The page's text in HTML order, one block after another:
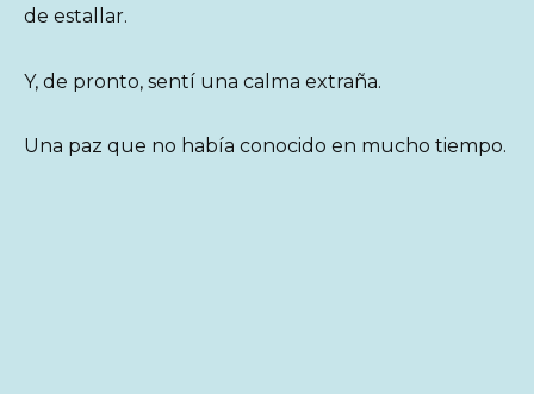
de estallar.
Y, de pronto, sentí una calma extraña.
Una paz que no había conocido en mucho tiempo.